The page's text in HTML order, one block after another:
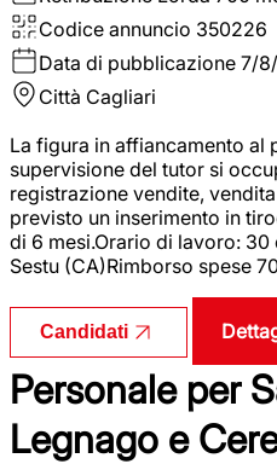
Codice annuncio 350226
Data di pubblicazione 7/
Città Cagliari
La figura in affiancamento al
supervisione del tutor si
registrazione vendite,
previsto un inserimento in
di 6 mesi.Orario di lavoro:
Sestu (CA)Rimborso spese
Candidati
Personale per
Legnago e